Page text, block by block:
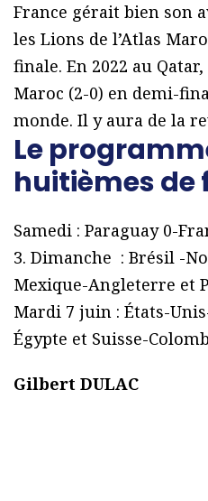
France gérait bien son
les Lions de l’Atlas
finale. En 2022 au
Maroc (2-0) en demi-
monde. Il y aura de la
Le
huitièmes de
Samedi : Paraguay 0-
3. Dimanche : Brésil -
Mexique-Angleterre et
Mardi 7 juin : États-
Égypte et Suisse-
Gilbert DULAC